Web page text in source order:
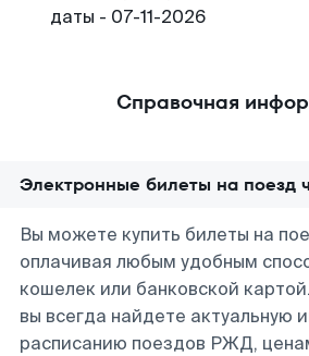
даты - 07-11-2026
Справочная
Электронные билеты на поезд
Вы можете купить билеты на
оплачивая любым удобным
кошелек или банковской
вы всегда найдете актуальную
расписанию поездов РЖД,